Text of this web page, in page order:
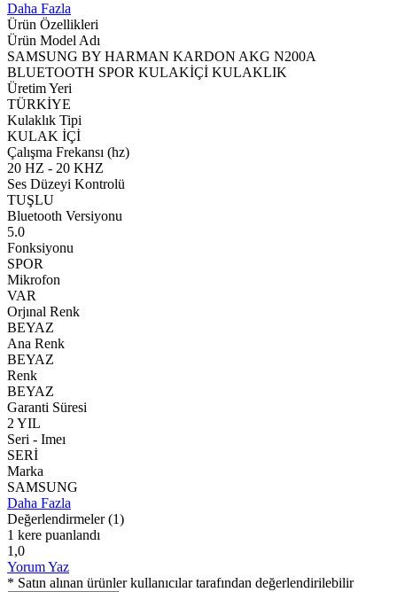
Daha Fazla
Ürün Özellikleri
Ürün Model Adı
SAMSUNG BY HARMAN KARDON AKG N200A
BLUETOOTH SPOR KULAKİÇİ KULAKLIK
Üretim Yeri
TÜRKİYE
Kulaklık Tipi
KULAK İÇİ
Çalışma Frekansı (hz)
20 HZ - 20 KHZ
Ses Düzeyi Kontrolü
TUŞLU
Bluetooth Versiyonu
5.0
Fonksiyonu
SPOR
Mikrofon
VAR
Orjınal Renk
BEYAZ
Ana Renk
BEYAZ
Renk
BEYAZ
Garanti Süresi
2 YIL
Seri - Imeı
SERİ
Marka
SAMSUNG
Daha Fazla
Değerlendirmeler (1)
1 kere puanlandı
1,0
Yorum Yaz
* Satın alınan ürünler kullanıcılar tarafından değerlendirilebilir